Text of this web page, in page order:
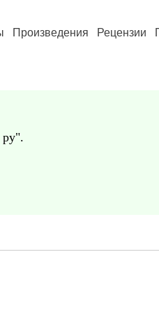
Произведения Рецензии